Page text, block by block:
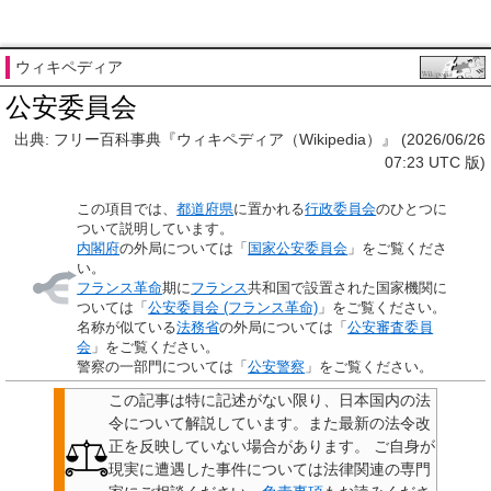
ウィキペディア
公安委員会
出典: フリー百科事典『ウィキペディア（Wikipedia）』 (2026/06/26
07:23 UTC 版)
この項目では、都道府県に置かれる行政委員会のひとつに
ついて説明しています。
内閣府の外局については「 国家公安委員会 」をご覧くださ
い。
フランス革命期に フランス共和国で設置された国家機関に
ついては「公安委員会 (フランス革命) 」をご覧ください。
名称が似ている法務省の外局については「公安審査委員
会 」をご覧ください。
警察の一部門については「公安警察 」をご覧ください。
この記事は特に記述がない限り、日本国内の法
令について解説しています。また最新の法令改
正を反映していない場合があります。
ご自身が
現実に遭遇した事件については法律関連の専門